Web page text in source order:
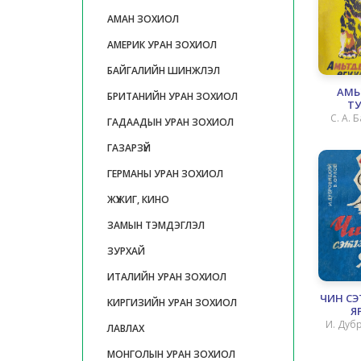
АМАН ЗОХИОЛ
АМЕРИК УРАН ЗОХИОЛ
БАЙГАЛИЙН ШИНЖЛЭЛ
БРИТАНИЙН УРАН ЗОХИОЛ
ГАДААДЫН УРАН ЗОХИОЛ
ГАЗАРЗҮЙ
ГЕРМАНЫ УРАН ЗОХИОЛ
ЖҮЖИГ, КИНО
ЗАМЫН ТЭМДЭГЛЭЛ
ЗУРХАЙ
ИТАЛИЙН УРАН ЗОХИОЛ
КИРГИЗИЙН УРАН ЗОХИОЛ
ЛАВЛАХ
МОНГОЛЫН УРАН ЗОХИОЛ
С. А.
ЧИН
И.